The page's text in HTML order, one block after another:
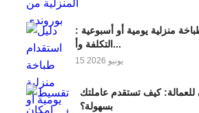
منزلية يومية أو أسبوعية :
التكلفة وأ...
15 يونيو 2026
كيف تستقدم عاملتك
بسهولة؟